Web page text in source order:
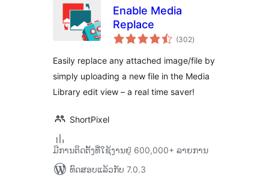
Enable Media
Replace
(302ຄະແນນ
ທັງໝົດ
)
Easily replace any attached image/file by
simply uploading a new file in the Media
Library edit view – a real time saver!
ShortPixel
ມີການຕິດຕັ້ງທີ່ໃຊ້ງານຢູ່ 600,000+ ລາຍການ
ທົດສອບແລ້ວກັບ 7.0.3